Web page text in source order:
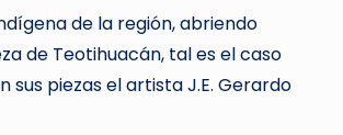
de la región, abriendo
de Teotihuacán, tal es el caso
piezas el artista J.E. Gerardo